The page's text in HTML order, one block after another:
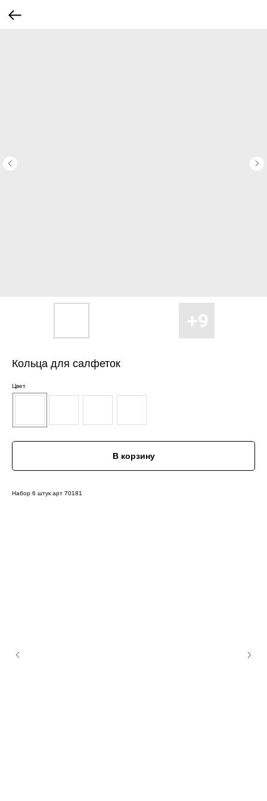
Кольца для салфеток
Цвет
В корзину
Набор 6 штук арт 70181